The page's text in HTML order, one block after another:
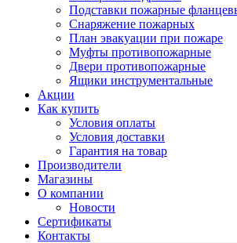
Подставки пожарные
Снаряжение пожарных
План эвакуации при пожаре
Муфты противопожарные
Двери противопожарные
Ящики инструментальные
Акции
Как купить
Условия оплаты
Условия доставки
Гарантия на товар
Производители
Магазины
О компании
Новости
Сертификаты
Контакты